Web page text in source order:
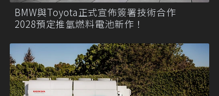
BMW與Toyota正式宣佈簽署技術合作
2028預定推氫燃料電池新作！